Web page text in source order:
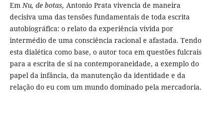
EmNu, de botas, Antonio Prata vivencia de maneira
decisiva uma das tensões fundamentais de toda escrita
autobiográfica: o relato da experiência vivida por
intermédio de uma consciência racional e afastada. Tendo
esta dialética como base, o autor toca em questões fulcrais
para a escrita de si na contemporaneidade, a exemplo do
papel da infância, da manutenção da identidade e da
relação do eu com um mundo dominado pela mercadoria.